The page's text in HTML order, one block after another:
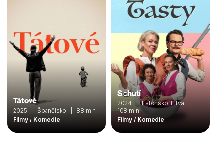
Tátové
2025 | Španělsko | 88 min
Filmy / Komedie
S chutí
2024 | Estonsko, Litva |
108 min
Filmy / Komedie